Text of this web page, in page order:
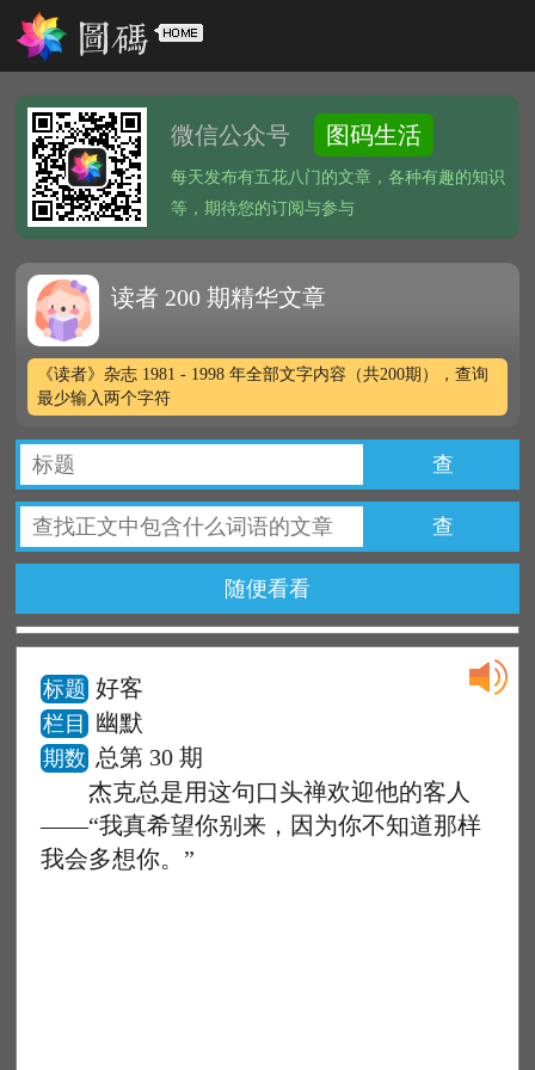
微信公众号 图码生活
每天发布有五花八门的文章，各种有趣的知识
等，期待您的订阅与参与
读者 200 期精华文章
《读者》杂志 1981 - 1998 年全部文字内容（共200期），查询
最少输入两个字符
查
查
随便看看
标题 好客
栏目 幽默
期数 总第 30 期
杰克总是用这句口头禅欢迎他的客人
——“我真希望你别来，因为你不知道那样
我会多想你。”